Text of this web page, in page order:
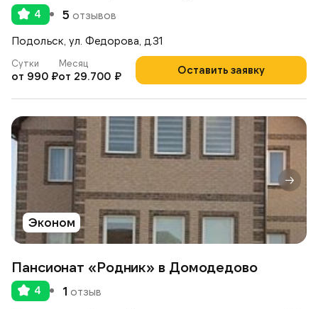
4 5 отзывов
Подольск, ул. Федорова, д.31
Оставить заявку
Сутки
от 990 ₽
Месяц
от 29.700 ₽
Эконом
Пансионат «Родник» в Домодедово
4 1 отзыв